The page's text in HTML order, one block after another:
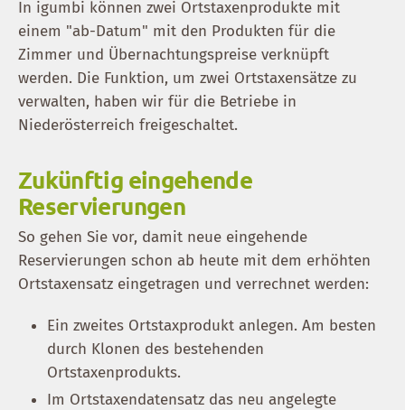
In igumbi können zwei Ortstaxenprodukte mit
einem "ab-Datum" mit den Produkten für die
Zimmer und Übernachtungspreise verknüpft
werden. Die Funktion, um zwei Ortstaxensätze zu
verwalten, haben wir für die Betriebe in
Niederösterreich freigeschaltet.
Zukünftig eingehende
Reservierungen
So gehen Sie vor, damit neue eingehende
Reservierungen schon ab heute mit dem erhöhten
Ortstaxensatz eingetragen und verrechnet werden:
Ein zweites Ortstaxprodukt anlegen. Am besten
durch Klonen des bestehenden
Ortstaxenprodukts.
Im Ortstaxendatensatz das neu angelegte